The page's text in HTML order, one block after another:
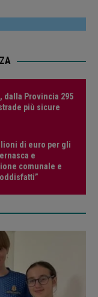
Provincia 295
più sicure
di euro per gli
e
comunale e